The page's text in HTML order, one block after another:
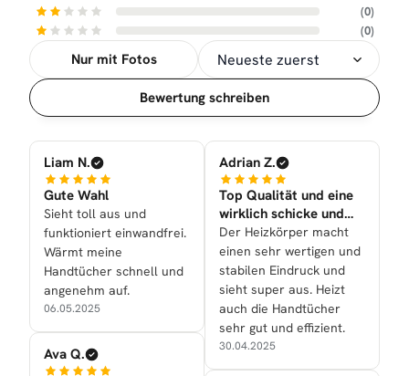
(0)
(0)
Nur mit Fotos
Sortierung
Bewertung schreiben
Liam N.
Gute Wahl
Sieht toll aus und
funktioniert einwandfrei.
Wärmt meine
Handtücher schnell und
angenehm auf.
06.05.2025
Ava Q.
Adrian Z.
Top Qualität und eine
wirklich schicke und
sehr tolle Optik nun
Der Heizkörper macht
einen sehr wertigen und
stabilen Eindruck und
sieht super aus. Heizt
auch die Handtücher
sehr gut und effizient.
30.04.2025